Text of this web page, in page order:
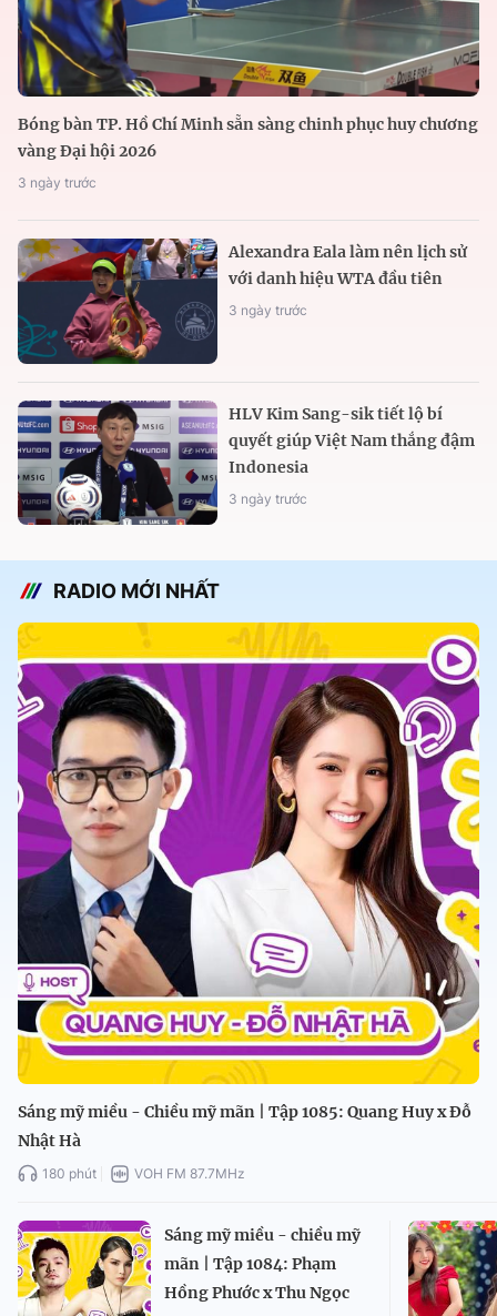
Bóng bàn TP. Hồ Chí Minh sẵn sàng chinh phục huy chương
vàng Đại hội 2026
3 ngày trước
Alexandra Eala làm nên lịch sử
với danh hiệu WTA đầu tiên
3 ngày trước
HLV Kim Sang-sik tiết lộ bí
quyết giúp Việt Nam thắng đậm
Indonesia
3 ngày trước
RADIO MỚI NHẤT
Sáng mỹ miều - Chiều mỹ mãn | Tập 1085: Quang Huy x Đỗ
Nhật Hà
180 phút VOH FM 87.7MHz
Sáng mỹ miều - chiều mỹ
mãn | Tập 1084: Phạm
Hồng Phước x Thu Ngọc